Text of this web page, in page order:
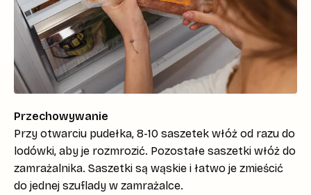
Przechowywanie
Przy otwarciu pudełka, 8-10 saszetek włóż od razu do
lodówki, aby je rozmrozić. Pozostałe saszetki włóż do
zamrażalnika. Saszetki są wąskie i łatwo je zmieścić
do jednej szuflady w zamrażalce.